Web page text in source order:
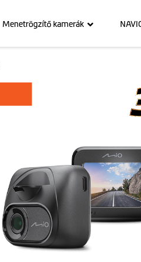
Menetrögzítő kamerák